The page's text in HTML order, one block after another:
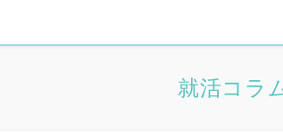
就活コラ